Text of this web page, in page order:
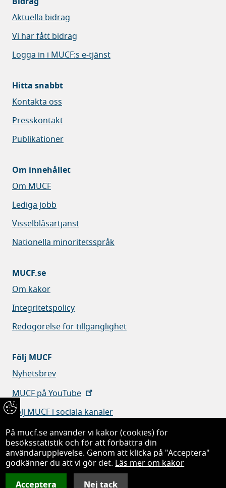
Aktuella bidrag
Vi har fått bidrag
Logga in i MUCF:s e-tjänst
Hitta snabbt
Kontakta oss
Presskontakt
Publikationer
Om innehållet
Om MUCF
Lediga jobb
Visselblåsartjänst
Nationella minoritetsspråk
MUCF.se
Om kakor
Integritetspolicy
Redogörelse för tillgänglighet
Följ MUCF
Nyhetsbrev
MUCF på YouTube
Följ MUCF i sociala kanaler
Myndigheten för ungdoms- och civilsamhällesfrågor
På mucf.se använder vi kakor (cookies) för
besöksstatistik och för att förbättra din
användarupplevelse. Genom att klicka på "Acceptera"
godkänner du att vi gör det.Läs mer om kakor
Acceptera Nej tack